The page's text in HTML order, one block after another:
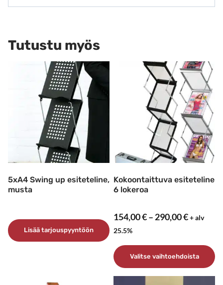
Tutustu myös
5xA4 Swing up esiteteline,
musta
Lisää tarjouspyyntöön
Kokoontaittuva esiteteline
6 lokeroa
154,00€– 290,00€
290,00 €
+ alv
25.5%
Valitse vaihtoehdoista
Tällä